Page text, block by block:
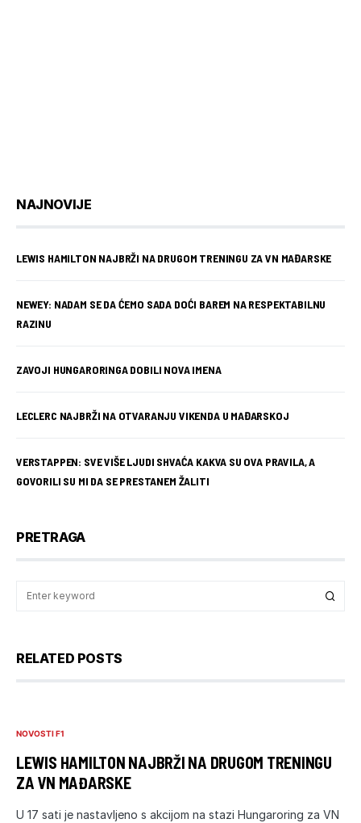
NAJNOVIJE
LEWIS HAMILTON NAJBRŽI NA DRUGOM TRENINGU ZA VN MAĐARSKE
NEWEY: NADAM SE DA ĆEMO SADA DOĆI BAREM NA RESPEKTABILNU
RAZINU
ZAVOJI HUNGARORINGA DOBILI NOVA IMENA
LECLERC NAJBRŽI NA OTVARANJU VIKENDA U MAĐARSKOJ
VERSTAPPEN: SVE VIŠE LJUDI SHVAĆA KAKVA SU OVA PRAVILA, A
GOVORILI SU MI DA SE PRESTANEM ŽALITI
PRETRAGA
RELATED POSTS
NOVOSTI F1
LEWIS HAMILTON NAJBRŽI NA DRUGOM TRENINGU
ZA VN MAĐARSKE
U 17 sati je nastavljeno s akcijom na stazi Hungaroring za VN